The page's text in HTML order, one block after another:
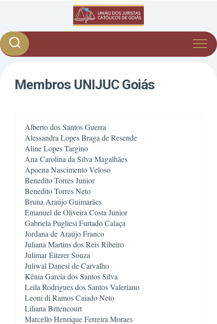
Membros UNIJUC Goiás
Alberto dos Santos Guerra
Alessandra Lopes Braga de Resende
Aline Lopes Targino
Apoena Nascimento Veloso
Benedito Torres Junior
Benedito Torres Neto
Emanuel de Oliveira Costa Junior
Gabriela Pugliesi Furtado Calaça
Jordana de Araújo Franco
Juliana Martins dos Reis Ribeiro
Julimar Eiterer Souza
Juliwal Danesi de Carvalho
Kênia Garcia dos Santos Silva
Leila Rodrigues dos Santos Valeriano
Leoni di Ramos Caiado Neto
Liliana Bittencourt